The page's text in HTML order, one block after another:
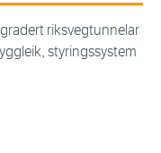
riksvegtunnelar
styringssystem